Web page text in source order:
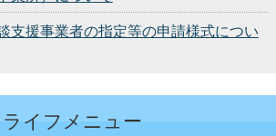
支援事業者の指定等の申請様式につい
ライフメニュー